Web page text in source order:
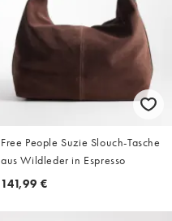
Free People Suzie Slouch-Tasche
aus Wildleder in Espresso
141,99 €